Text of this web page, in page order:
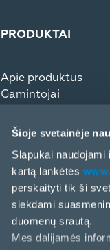
Šioje svetainėje
Slapukai
kartą lankėtės
perskaityti tik ši
siekdami
duomenų srautą.
Mes dalijamės
PRODUKTAI
Apie produktus
Gamintojai